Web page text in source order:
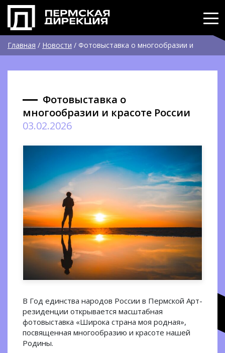
Главная / Новости / Фотовыставка о многообразии и
Фотовыставка о
многообразии и красоте России
03.02.2026
В Год единства народов России в Пермской Арт-
резиденции открывается масштабная
фотовыставка «Широка страна моя родная»,
посвященная многообразию и красоте нашей
Родины.